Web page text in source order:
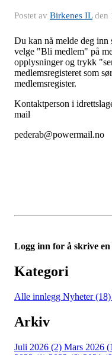
Postet av Birkenes ILden
Du kan nå melde deg inn
velge "Bli medlem" på
opplysninger og trykk
medlemsregisteret som
medlemsregister.
Kontaktperson i
mail
pederab@powermail.no
Logg inn for å skrive
Kategori
Alle innlegg Nyheter (18)
Arkiv
Juli 2026 (2) Mars 2026